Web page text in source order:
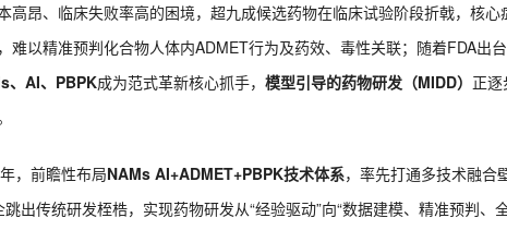
高昂、临床失败率高的困境，超九成候选药物在临床试验阶段折戟，核心
难以精准预判化合物人体内ADMET行为及药效、毒性关联；随着FDA出
、AI、PBPK成为范式革新核心抓手，模型引导的药物研发（MIDD） 正
，前瞻性布局NAMs AI+ADMET+PBPK技术体系，率先打通多技术融合
出传统研发桎梏，实现药物研发从“经验驱动”向“数据建模、精准预判、